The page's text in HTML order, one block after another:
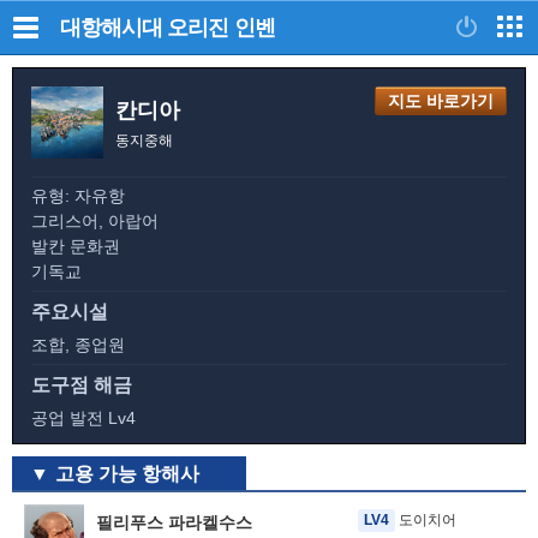
대항해시대 오리진 인벤
칸디아
동지중해
지도 바로가기
유형: 자유항
그리스어, 아랍어
발칸 문화권
기독교
주요시설
조합, 종업원
도구점 해금
공업 발전 Lv4
고용 가능 항해사
필리푸스 파라켈수스 LV4 도이치어